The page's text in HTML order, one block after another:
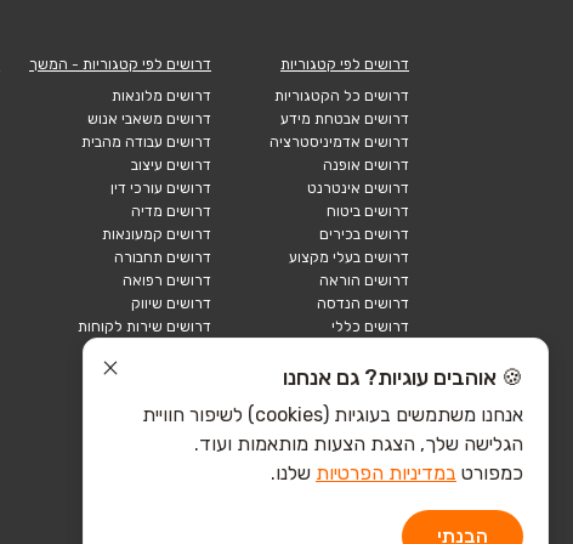
דרושים לפי קטגוריות
דרושים כל הקטגוריות
דרושים אבטחת מידע
דרושים אדמיניסטרציה
דרושים אופנה
דרושים אינטרנט
דרושים ביטוח
דרושים בכירים
דרושים בעלי מקצוע
דרושים הוראה
דרושים הנדסה
דרושים כללי
דרושים לוגיסטיקה
דרושים מכירות
הייטק חומרה
דרושים לפי קטגוריות - המשך
דרושים מלונאות
דרושים משאבי אנוש
דרושים עבודה מהבית
דרושים עיצוב
דרושים עורכי דין
דרושים מדיה
דרושים קמעונאות
דרושים תחבורה
דרושים רפואה
דרושים שיווק
דרושים שירות לקוחות
הייטק כללי
הייטק תוכנה
🍪 אוהבים עוגיות? גם אנחנו
אנחנו משתמשים בעוגיות (cookies) לשיפור חוויית
הגלישה שלך, הצגת הצעות מותאמות ועוד.
כמפורט במדיניות הפרטיות שלנו.
הבנתי